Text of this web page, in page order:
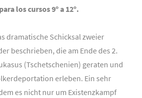
los cursos 9º a 12º.
dramatische Schicksal zweier
beschrieben, die am Ende des 2.
(Tschetschenien) geraten und
erleben. Ein sehr
es nicht nur um Existenzkampf